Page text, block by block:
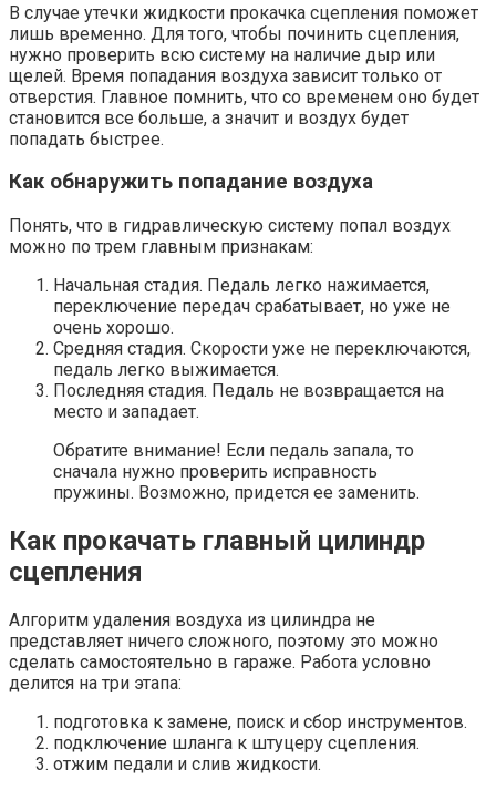
В случае утечки жидкости прокачка сцепления поможет
лишь временно. Для того, чтобы починить сцепления,
нужно проверить всю систему на наличие дыр или
щелей. Время попадания воздуха зависит только от
отверстия. Главное помнить, что со временем оно будет
становится все больше, а значит и воздух будет
попадать быстрее.
Как обнаружить попадание воздуха
Понять, что в гидравлическую систему попал воздух
можно по трем главным признакам:
Начальная стадия. Педаль легко нажимается,
переключение передач срабатывает, но уже не
очень хорошо.
Средняя стадия. Скорости уже не переключаются,
педаль легко выжимается.
Последняя стадия. Педаль не возвращается на
место и западает.
Обратите внимание! Если педаль запала, то
сначала нужно проверить исправность
пружины. Возможно, придется ее заменить.
Как прокачать главный цилиндр
сцепления
Алгоритм удаления воздуха из цилиндра не
представляет ничего сложного, поэтому это можно
сделать самостоятельно в гараже. Работа условно
делится на три этапа:
подготовка к замене, поиск и сбор инструментов.
подключение шланга к штуцеру сцепления.
отжим педали и слив жидкости.